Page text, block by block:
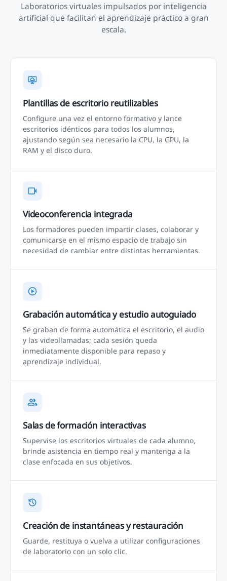
Laboratorios virtuales impulsados por inteligencia
artificial que facilitan el aprendizaje práctico a gran
escala.
Plantillas de escritorio reutilizables
Configure una vez el entorno formativo y lance
escritorios idénticos para todos los alumnos,
ajustando según sea necesario la CPU, la GPU, la
RAM y el disco duro.
Videoconferencia integrada
Los formadores pueden impartir clases, colaborar y
comunicarse en el mismo espacio de trabajo sin
necesidad de cambiar entre distintas herramientas.
Grabación automática y estudio autoguiado
Se graban de forma automática el escritorio, el audio
y las videollamadas; cada sesión queda
inmediatamente disponible para repaso y
aprendizaje individual.
Salas de formación interactivas
Supervise los escritorios virtuales de cada alumno,
brinde asistencia en tiempo real y mantenga a la
clase enfocada en sus objetivos.
Creación de instantáneas y restauración
Guarde, restituya o vuelva a utilizar configuraciones
de laboratorio con un solo clic.